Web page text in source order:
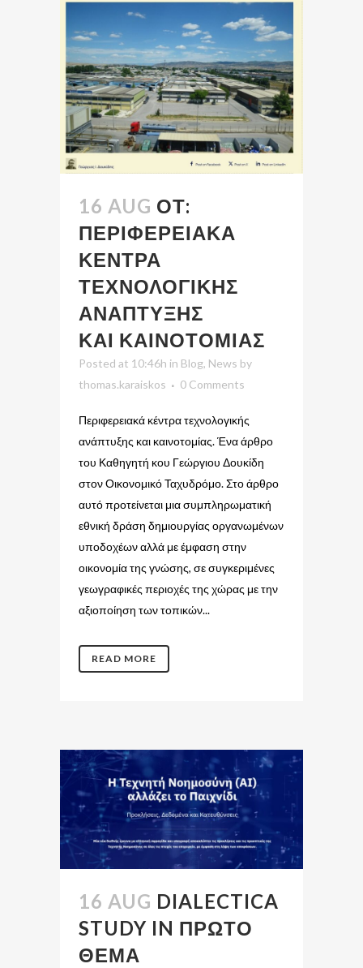
16 AUG ΟΤ:
ΠΕΡΙΦΕΡΕΙΑΚΑ
ΚΕΝΤΡΑ
ΤΕΧΝΟΛΟΓΙΚΗΣ
ΑΝΑΠΤΥΞΗΣ
ΚΑΙ ΚΑΙΝΟΤΟΜΙΑΣ
Posted at 10:46h in Blog, News by
thomas.karaiskos
0 Comments
Περιφερειακά κέντρα τεχνολογικής
ανάπτυξης και καινοτομίας. Ένα άρθρο
του Καθηγητή κου Γεώργιου Δουκίδη
στον Οικονομικό Ταχυδρόμο. Στο άρθρο
αυτό προτείνεται μια συμπληρωματική
εθνική δράση δημιουργίας οργανωμένων
υποδοχέων αλλά με έμφαση στην
οικονομία της γνώσης, σε συγκεριμένες
γεωγραφικές περιοχές της χώρας με την
αξιοποίηση των τοπικών...
READ MORE
16 AUG DIALECTICA
STUDY IN ΠΡΩΤΟ
ΘΕΜΑ